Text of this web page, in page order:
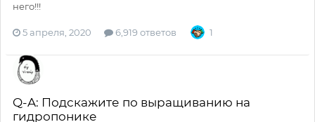
него!!!
5 апреля, 2020 6,919 ответов 1
Q-A: Подскажите по выращиванию на
гидропонике